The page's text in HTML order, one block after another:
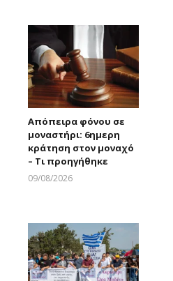
Απόπειρα φόνου σε
μοναστήρι: 6ημερη
κράτηση στον μοναχό
– Τι προηγήθηκε
09/08/2026